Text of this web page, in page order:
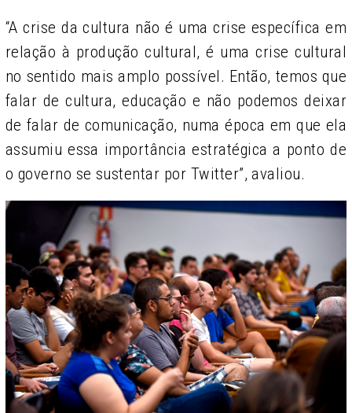
“A crise da cultura não é uma crise específica em
relação à produção cultural, é uma crise cultural
no sentido mais amplo possível. Então, temos que
falar de cultura, educação e não podemos deixar
de falar de comunicação, numa época em que ela
assumiu essa importância estratégica a ponto de
o governo se sustentar por Twitter”, avaliou.